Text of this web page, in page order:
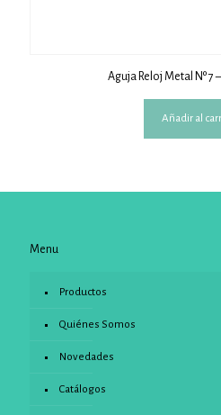
Aguja Reloj Metal Nº 7
Añadir al
Menu
Productos
Quiénes Somos
Novedades
Catálogos